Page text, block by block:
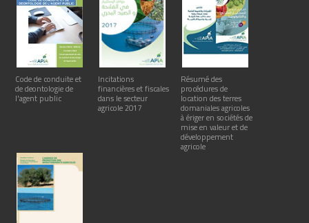
Code de conduite et
de deontologie de
l'agent public
Incitations
financières et fiscales
dans le secteur
agricole 2017
Résumé des
procédures de
location des terres
domaniales agricoles
à ériger en sociétés de
mise en valeur et de
développement
agricole